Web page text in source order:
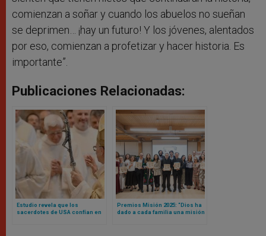
comienzan a soñar y cuando los abuelos no sueñan
se deprimen… ¡hay un futuro! Y los jóvenes, alentados
por eso, comienzan a profetizar y hacer historia. Es
importante”.
Publicaciones Relacionadas:
Estudio revela que los
sacerdotes de USA confían en
Premios Misión 2025: “Dios ha
dado a cada familia una misión